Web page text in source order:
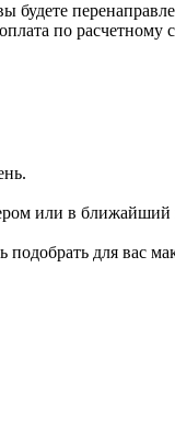
будете
по расчетному
или в ближайший
для вас